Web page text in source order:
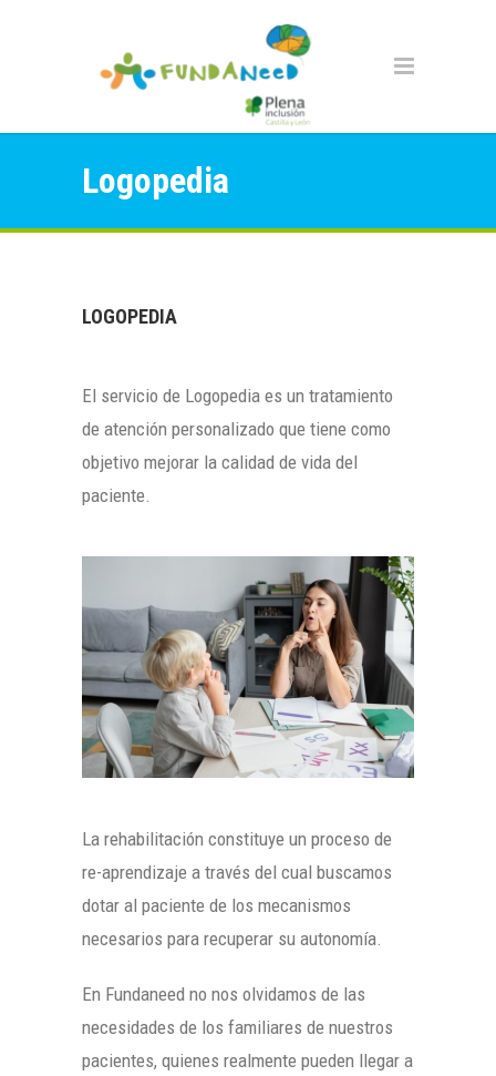
Logopedia
LOGOPEDIA
El servicio de Logopedia es un tratamiento
de atención personalizado que tiene como
objetivo mejorar la calidad de vida del
paciente.
La rehabilitación constituye un proceso de
re-aprendizaje a través del cual buscamos
dotar al paciente de los mecanismos
necesarios para recuperar su autonomía.
En Fundaneed no nos olvidamos de las
necesidades de los familiares de nuestros
pacientes, quienes realmente pueden llegar a